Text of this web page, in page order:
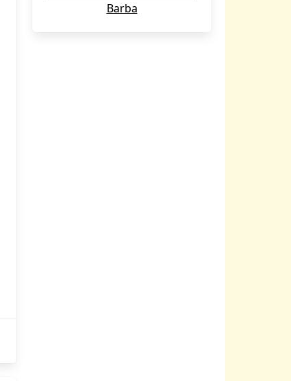
Barba